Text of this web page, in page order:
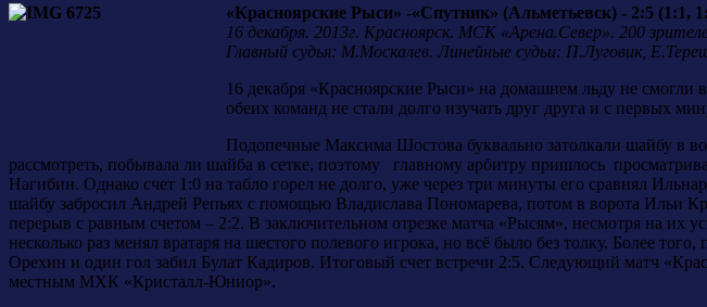
«Красноярские Рыси» -«Спутник» (Альметьевск) - 2:5 (1:1,
16 декабря. 2013г. Красноярск. МСК «Арена.Север». 200
Главный судья: М.Москалев. Линейные судьи: П.Луговик,
16 декабря «Красноярские Рыси» на домашнем льду не
обеих команд не стали долго изучать друг друга и с первых
Подопечные Максима Шостова буквально затолкали шайбу в
рассмотреть, побывала ли шайба в сетке, поэтому главному арбитру пришлось
Нагибин. Однако счет 1:0 на табло горел не долго, уже через три минуты его сравнял
шайбу забросил Андрей Репьях с помощью Владислава Пономарева, потом в ворота Ильи
перерыв с равным счетом – 2:2. В заключительном отрезке матча «Рысям», несмотря на их
несколько раз менял вратаря на шестого полевого игрока, но всё было без толку. Более
Орехин и один гол забил Булат Кадиров. Итоговый счет встречи 2:5. Следующий матч
местным МХК «Кристалл-Юниор».